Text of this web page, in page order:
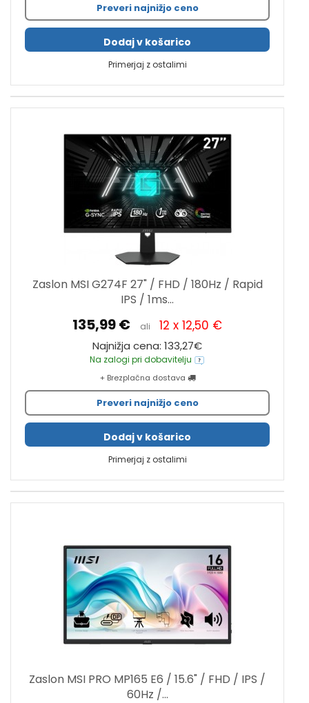
Preveri najnižjo ceno
Dodaj v košarico
Primerjaj z ostalimi
Zaslon MSI G274F 27" / FHD / 180Hz / Rapid
IPS / 1ms...
135,99 € ali 12 x 12,50 €
Najnižja cena: 133,27€
Na zalogi pri dobavitelju
+ Brezplačna dostava
Preveri najnižjo ceno
Dodaj v košarico
Primerjaj z ostalimi
Zaslon MSI PRO MP165 E6 / 15.6" / FHD / IPS /
60Hz /...